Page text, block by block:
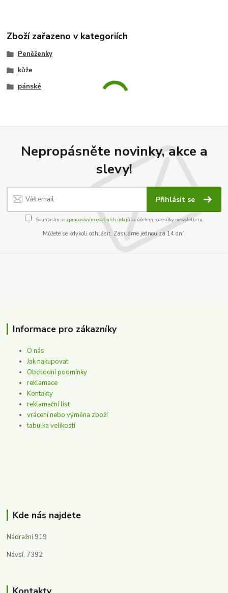
Zboží zařazeno v kategoriích
Peněženky
kůže
pánské
Nepropásněte novinky, akce a
slevy!
Přihlásit se
Souhlasím se zpracováním osobních údajůza účelem rozesílky newsletteru.
Můžete se kdykoli odhlásit. Zasíláme jednou za 14 dní.
Informace pro zákazníky
O nás
Jak nakupovat
Obchodní podmínky
reklamace
Kontakty
reklamační list
vrácení nebo výměna zboží
tabulka velikostí
Kde nás najdete
Nádražní 919
Návsí, 7392